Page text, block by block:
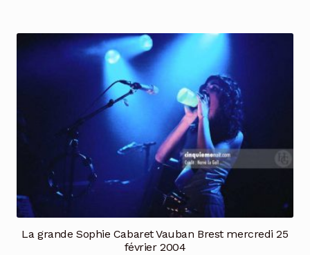
La grande Sophie Cabaret Vauban Brest mercredi 25
février 2004